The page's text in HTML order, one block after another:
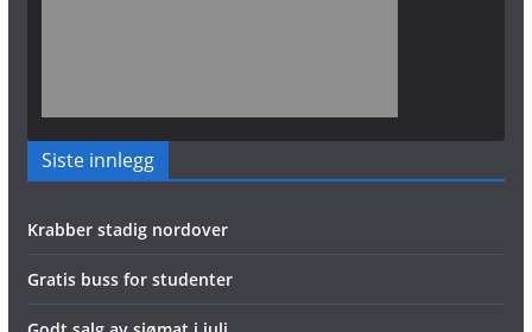
Siste innlegg
Krabber stadig nordover
Gratis buss for studenter